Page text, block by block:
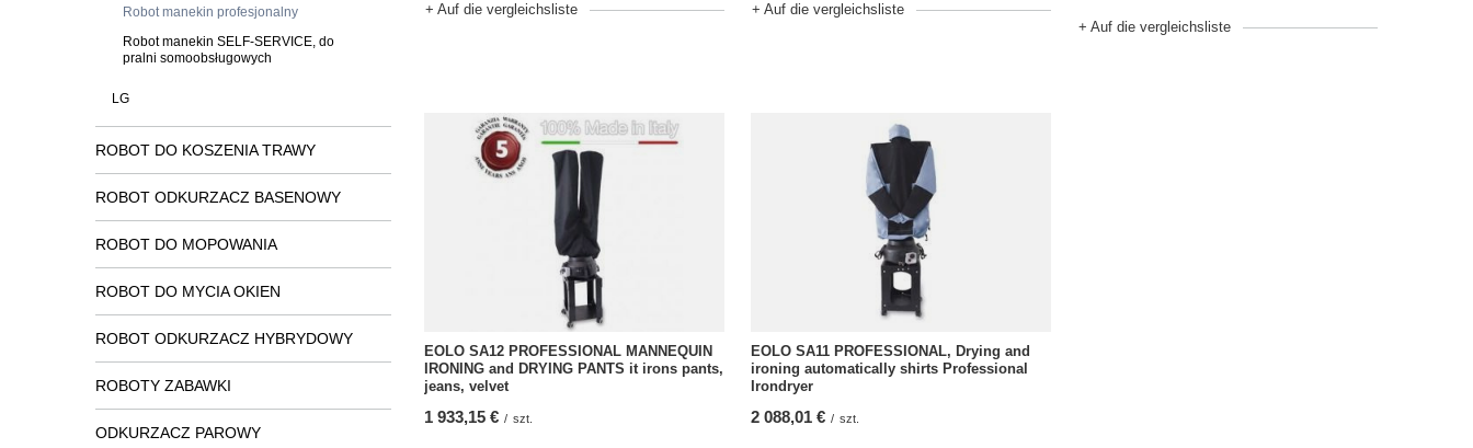
Robot manekin profesjonalny
Robot manekin SELF-SERVICE, do
pralni somoobsługowych
LG
ROBOT DO KOSZENIA TRAWY
ROBOT ODKURZACZ BASENOWY
ROBOT DO MOPOWANIA
ROBOT DO MYCIA OKIEN
ROBOT ODKURZACZ HYBRYDOWY
ROBOTY ZABAWKI
ODKURZACZ PAROWY
+ Auf die vergleichsliste + Auf die vergleichsliste
+ Auf die vergleichsliste
EOLO SA12 PROFESSIONAL MANNEQUIN
IRONING and DRYING PANTS it irons pants,
jeans, velvet
1 933,15 € / szt.
EOLO SA11 PROFESSIONAL, Drying and
ironing automatically shirts Professional
Irondryer
2 088,01 € / szt.